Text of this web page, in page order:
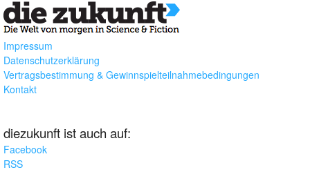
Impressum
Datenschutzerklärung
Vertragsbestimmung & Gewinnspielteilnahmebedingungen
Kontakt
diezukunft ist auch auf:
Facebook
RSS